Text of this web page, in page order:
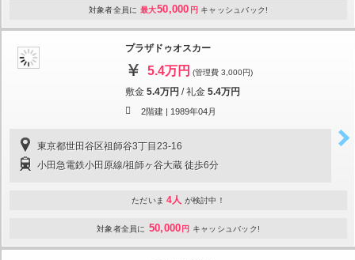
対象者全員に 最大50,000 円 キャッシュバック!
プラザドゥオスカー
5.4万円 (管理費 3,000円)
敷金 5.4万円 /礼金 5.4万円
2階建 | 1989年04月
東京都世田谷区祖師谷3丁目23-16
小田急電鉄小田原線/祖師ヶ谷大蔵 徒歩6分
ただいま 4人 が検討中！
対象者全員に 50,000 円 キャッシュバック!